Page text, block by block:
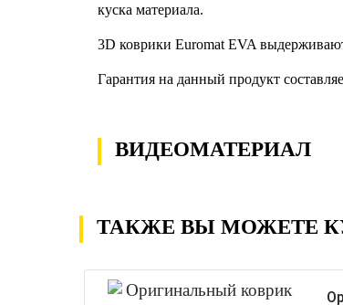
куска материала.
3D коврики Euromat EVA
Гарантия на данный продукт
ВИДЕОМАТЕРИАЛ
ТАКЖЕ ВЫ МОЖЕТЕ